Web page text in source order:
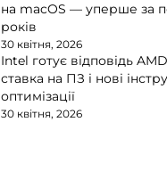
на macOS — уперше за
років
30 квітня, 2026
Intel готує відповідь
ставка на ПЗ і нові
оптимізації
30 квітня, 2026